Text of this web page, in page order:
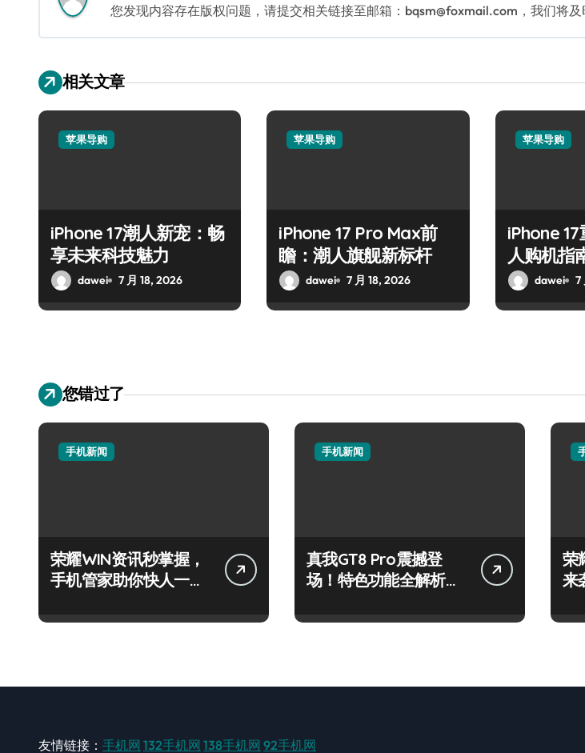
您发现内容存在版权问题，请提交相关链接至邮箱：bqsm@foxmail.com，我们将及
相关文章
苹果导购
iPhone 17潮人新宠：畅
享未来科技魅力
dawei 7 月 18, 2026
苹果导购
iPhone 17 Pro Max前
瞻：潮人旗舰新标杆
dawei 7 月 18, 2026
苹果导购
iPhone
人购机指
dawei 7
您错过了
手机新闻
荣耀WIN资讯秒掌握，
手机管家助你快人一步
手机新闻
真我GT8 Pro震撼登
场！特色功能全解析，
荣
来
友情链接： 手机网 132手机网 138手机网 92手机网